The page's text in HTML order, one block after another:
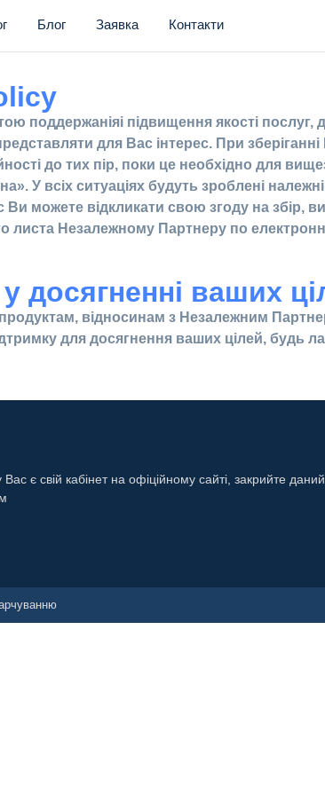
Блог Заявка Контакти
поддержаніяі підвищення якості послуг,
для Вас інтерес. При
до тих пір, поки це необхідно для
У всіх ситуаціях будуть зроблені
Ви можете відкликати свою згоду на збір,
листа Незалежному Партнеру по
досягненні ваших
відносинам з Незалежним
для досягнення ваших цілей, будь
є свій кабінет на офіційному сайті, закрийте